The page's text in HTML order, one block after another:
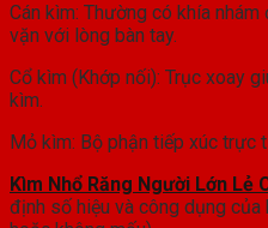
Cán kìm: Thường có khía
vặn với lòng bàn tay.
Cổ kìm (Khớp nối): Trục xoay
kìm.
Mỏ kìm: Bộ phận tiếp xúc trực
Kìm Nhổ Răng Người Lớn Lẻ
định số hiệu và công dụng của